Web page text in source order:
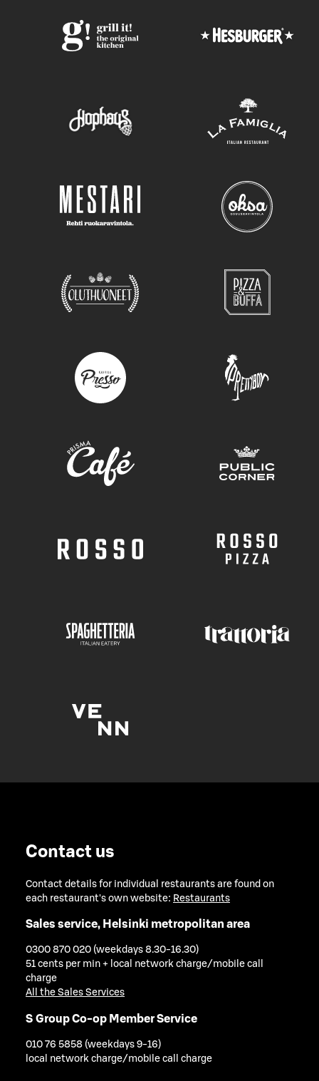
Contact us
Contact details for individual restaurants are found on
each restaurant's own website: Restaurants
Sales service, Helsinki metropolitan area
0300 870 020 (weekdays 8.30-16.30)
51 cents per min + local network charge/mobile call
charge
All the Sales Services
S Group Co-op Member Service
010 76 5858 (weekdays 9-16)
local network charge/mobile call charge